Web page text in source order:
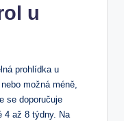
u
prohlídka u
možná méně,
se doporučuje
4 až 8 týdny. Na